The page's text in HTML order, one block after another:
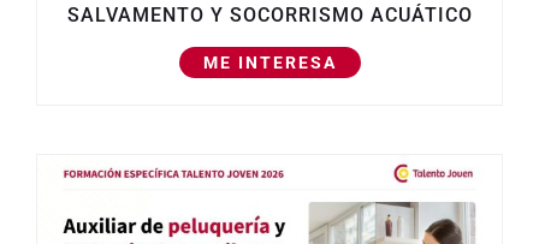
SALVAMENTO Y SOCORRISMO ACUÁTICO
ME INTERESA